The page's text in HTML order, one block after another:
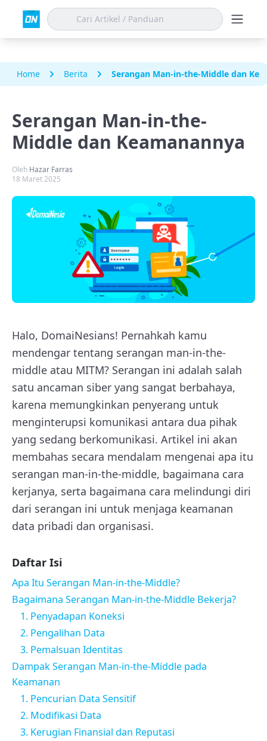
Home Berita Serangan Man-in-the-Middle dan
Serangan Man-in-the-
Middle dan Keamanannya
Oleh Hazar Farras
18 Maret 2025
Halo, DomaiNesians! Pernahkah kamu
mendengar tentang serangan man-in-the-
middle atau MITM? Serangan ini adalah salah
satu ancaman siber yang sangat berbahaya,
karena memungkinkan penyerang untuk
menginterupsi komunikasi antara dua pihak
yang sedang berkomunikasi. Artikel ini akan
membahas secara mendalam mengenai apa itu
serangan man-in-the-middle, bagaimana cara
kerjanya, serta bagaimana cara melindungi diri
dari serangan ini untuk menjaga keamanan
data pribadi dan organisasi.
Daftar Isi
Apa Itu Serangan Man-in-the-Middle?
Bagaimana Serangan Man-in-the-Middle Bekerja?
1. Penyadapan Koneksi
2. Pengalihan Data
3. Pemalsuan Identitas
Dampak Serangan Man-in-the-Middle pada
Keamanan
1. Pencurian Data Sensitif
2. Modifikasi Data
3. Kerugian Finansial dan Reputasi